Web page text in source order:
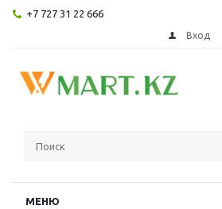
+7 727 31 22 666
Вход
МЕНЮ